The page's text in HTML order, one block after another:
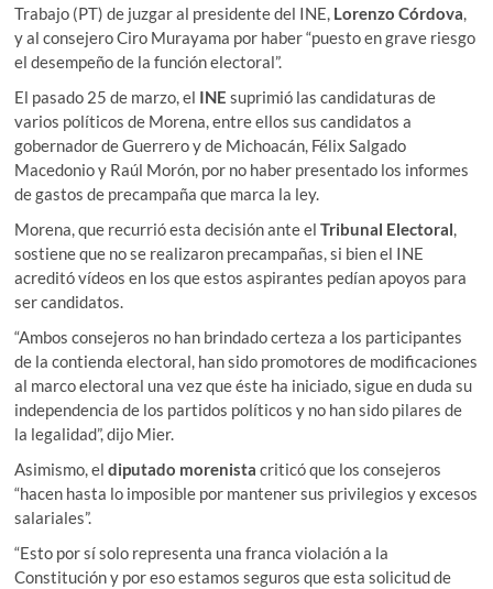
Trabajo (PT) de juzgar al presidente del INE, Lorenzo Córdova,
y al consejero Ciro Murayama por haber “puesto en grave riesgo
el desempeño de la función electoral”.
El pasado 25 de marzo, el INEsuprimió las candidaturas de
varios políticos de Morena, entre ellos sus candidatos a
gobernador de Guerrero y de Michoacán, Félix Salgado
Macedonio y Raúl Morón, por no haber presentado los informes
de gastos de precampaña que marca la ley.
Morena, que recurrió esta decisión ante elTribunal Electoral,
sostiene que no se realizaron precampañas, si bien el INE
acreditó vídeos en los que estos aspirantes pedían apoyos para
ser candidatos.
“Ambos consejeros no han brindado certeza a los participantes
de la contienda electoral, han sido promotores de modificaciones
al marco electoral una vez que éste ha iniciado, sigue en duda su
independencia de los partidos políticos y no han sido pilares de
la legalidad”, dijo Mier.
Asimismo, el diputado morenista criticó que los consejeros
“hacen hasta lo imposible por mantener sus privilegios y excesos
salariales”.
“Esto por sí solo representa una franca violación a la
Constitución y por eso estamos seguros que esta solicitud de